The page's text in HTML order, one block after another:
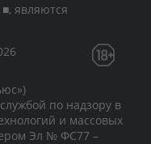
являются
по надзору в
и массовых
Эл № ФС77 –